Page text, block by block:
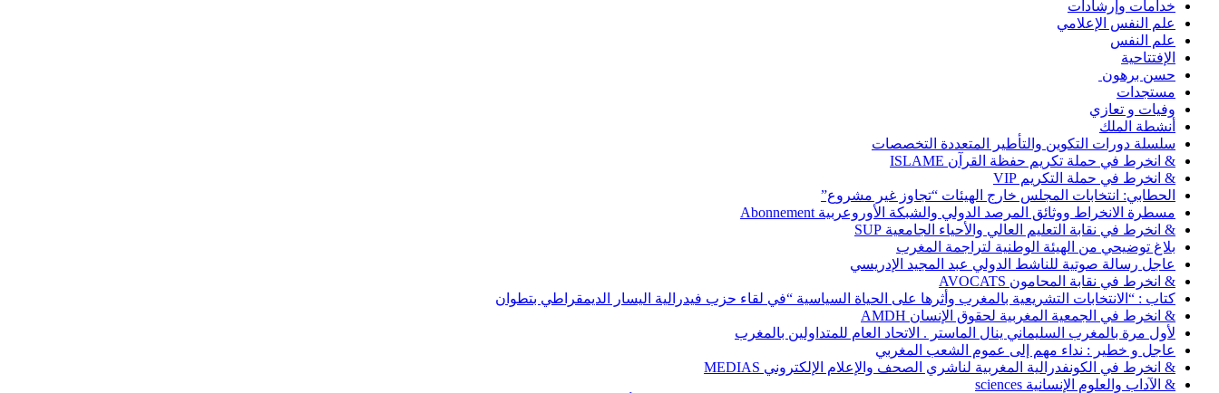
خدامات وإرشادات
علم النفس الإعلامي
علم النفس
الإفتتاحية
حسن برهون
مستجدات
وفيات و تعازي
أنشطة الملك
سلسلة دورات التكوين والتأطير المتعددة التخصصات
& انخرط في حملة تكريم حفظة القرآن ISLAME
& انخرط في حملة التكريم VIP
الحطابي: انتخابات المجلس خارج الهيئات “تجاوز غير مشروع”
مسطرة الانخراط ووثائق المرصد الدولي والشبكة الأوروعربية Abonnement
& انخرط في نقابة التعليم العالي والأحياء الجامعية SUP
بلاغ توضيحي من الهيئة الوطنية لتراجمة المغرب
عاجل رسالة صوتية للناشط الدولي عبد المجيد الإدريسي
& انخرط في نقابة المحامون AVOCATS
كتاب : “الانتخابات التشريعية بالمغرب وأثرها على الحياة السياسية “في لقاء حزب فيدرالية اليسار الديمقراطي بتطوان
& انخرط في الجمعية المغربية لحقوق الإنسان AMDH
لأول مرة بالمغرب السليماني ينال الماستر . الاتحاد العام للمتداولين بالمغرب
عاجل و خطير : نداء مهم إلى عموم الشعب المغربي
& انخرط في الكونفدرالية المغربية لناشري الصحف والإعلام الإلكتروني MEDIAS
& الآداب والعلوم الإنسانية sciences